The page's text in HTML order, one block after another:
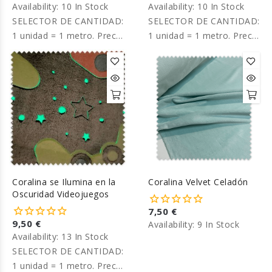
Availability: 10 In Stock
SELECTOR DE CANTIDAD:
1 unidad = 1 metro. Precio
por metro.
Availability: 10 In Stock
SELECTOR DE CANTIDAD:
1 unidad = 1 metro. Precio
Coralina se Ilumina en la
Oscuridad Videojuegos
9,50 €
Availability: 13 In Stock
SELECTOR DE CANTIDAD:
1 unidad = 1 metro. Precio
Coralina Velvet Celadón
7,50 €
Availability: 9 In Stock